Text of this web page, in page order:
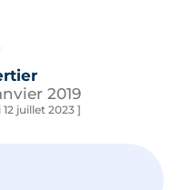
2019
juillet 2023 ]